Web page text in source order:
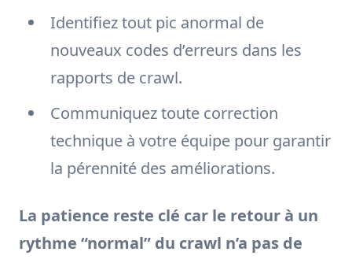
Identifiez tout pic anormal de
nouveaux codes d’erreurs dans les
rapports de crawl.
Communiquez toute correction
technique à votre équipe pour garantir
la pérennité des améliorations.
La patience reste clé car le retour à un
rythme “normal” du crawl n’a pas de